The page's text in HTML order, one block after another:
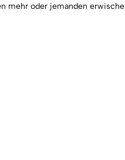
mehr oder jemanden